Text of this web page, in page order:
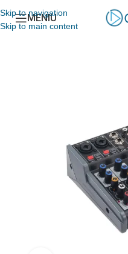
Skip to navigation
Skip to main content
MENIU